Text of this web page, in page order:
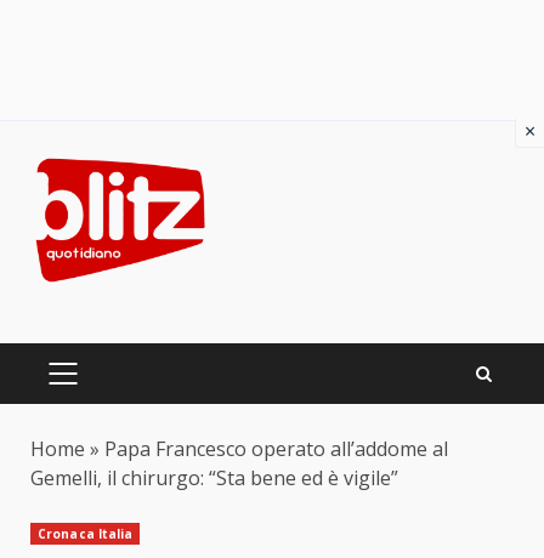
content
PRIMARY
Home » Papa Francesco operato all’addome al
Gemelli, il chirurgo: “Sta bene ed è vigile”
Cronaca Italia
×